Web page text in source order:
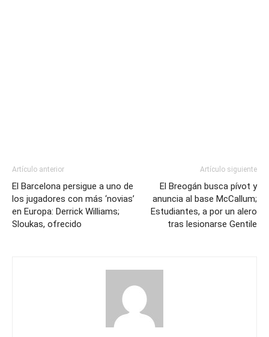
Artículo anterior
El Barcelona persigue a uno de
los jugadores con más ‘novias’
en Europa: Derrick Williams;
Sloukas, ofrecido
Artículo siguiente
El Breogán busca pívot y
anuncia al base McCallum;
Estudiantes, a por un alero
tras lesionarse Gentile